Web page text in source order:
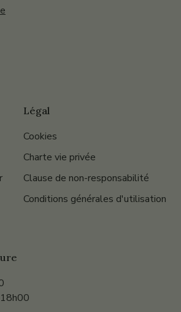
Légal
Cookies
Charte vie privée
Clause de non-responsabilité
Conditions générales d'utilisation